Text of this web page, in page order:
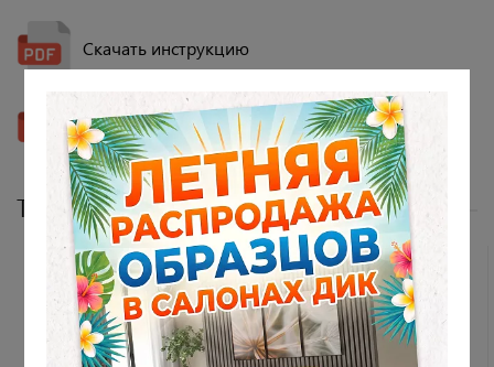
Скачать инструкцию
Скачать инструкцию
Товары из набора
ХИТ ПРОДАЖ РЕКОМЕНДУЕМ